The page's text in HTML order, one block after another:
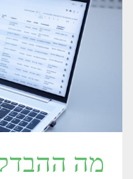
מה ההבדל